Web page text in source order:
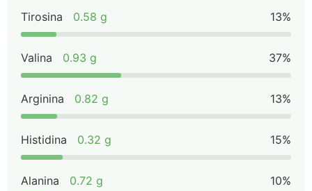
Tirosina 0.58 g 13%
Valina 0.93 g 37%
Arginina 0.82 g 13%
Histidina 0.32 g 15%
Alanina 0.72 g 10%